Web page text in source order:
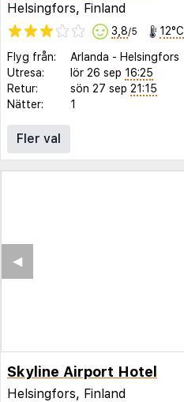
Helsingfors, Finland
3,8/5 12°C
Flyg från: Arlanda - Helsingfors
Utresa:
lör 26 sep 16:25
Retur:
sön 27 sep 21:15
Nätter:
1
Fler val
◀︎
Skyline Airport Hotel
Helsingfors, Finland